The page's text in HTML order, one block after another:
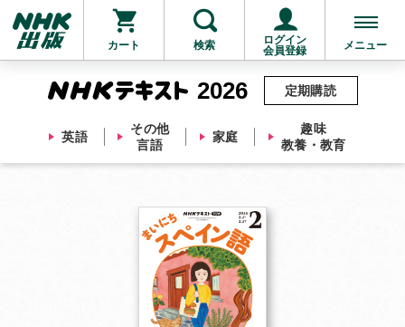
カート 検索
ログイン
会員登録
メニュー
2026
英語
その他
言語
家庭
趣味
教養・教育
定期購読
他にも商品を買う